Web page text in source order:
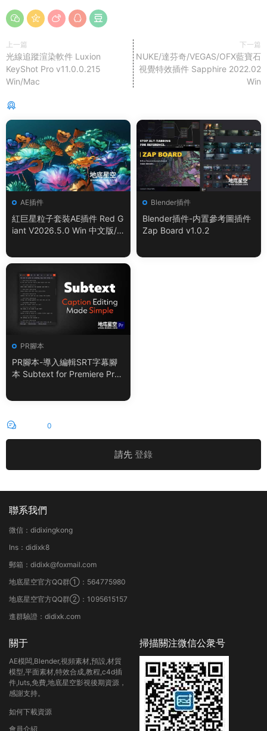
上一篇
光線追蹤渲染軟件 Luxion
KeyShot Pro v11.0.0.215
Win/Mac
下一篇
NUKE/達芬奇/VEGAS/OFX藍寶石
視覺特效插件 Sapphire 2022.02
Win
AE插件
紅巨星粒子套裝AE插件 Red G
iant V2026.5.0 Win 中文版/
Blender插件
Blender插件-内置參考圖插件
Zap Board v1.0.2
PR腳本
PR腳本-導入編輯SRT字幕腳
本 Subtext for Premiere Pro
0
請先 登錄
聯系我們
微信：didixingkong
Ins：didixk8
郵箱：didixk@foxmail.com
地底星空官方QQ群①：564775980
地底星空官方QQ群②：1095615157
進群驗證：didixk.com
關于
AE模闆,Blender,視頻素材,預設,材質
模型,平面素材,特效合成,教程,c4d插
件,luts,免費,地底星空影視後期資源，
感謝支持。
如何下載資源
會員介紹
掃描關注微信公衆号